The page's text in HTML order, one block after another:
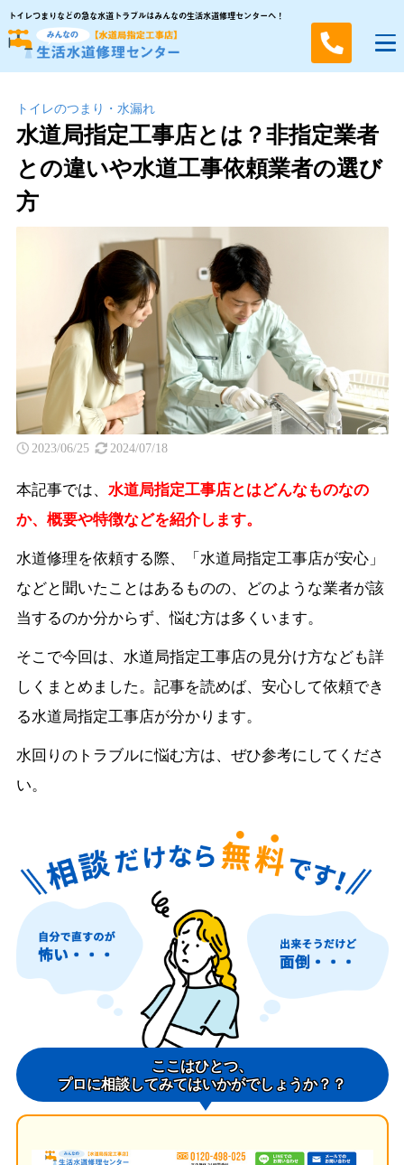
トイレつまりなどの急な水道トラブルはみんなの生活水道修理センターへ！
トイレのつまり・⽔漏れ
水道局指定工事店とは？非指定業者
との違いや水道工事依頼業者の選び
方
2023/06/25 2024/07/18
本記事では、 水道局指定工事店とはどんなものなの
か、概要や特徴などを紹介します。
水道修理を依頼する際、「水道局指定工事店が安心」
などと聞いたことはあるものの、どのような業者が該
当するのか分からず、悩む方は多くいます。
そこで今回は、水道局指定工事店の見分け方なども詳
しくまとめました。記事を読めば、安心して依頼でき
る水道局指定工事店が分かります。
水回りのトラブルに悩む方は、ぜひ参考にしてくださ
い。
ここはひとつ、
プロに相談してみてはいかがでしょうか？？